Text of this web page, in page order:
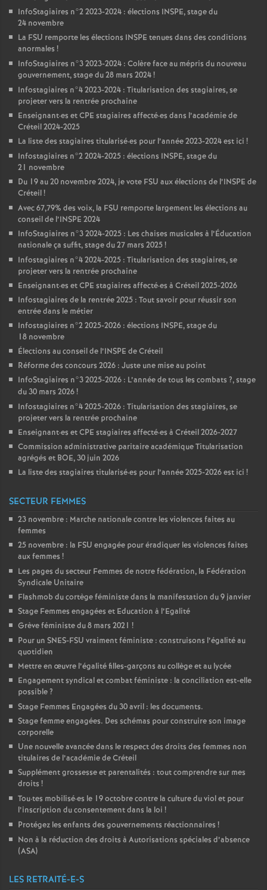
InfoStagiaires n°2 2023-2024 : élections INSPE, stage du
24 novembre
La FSU remporte les élections INSPE tenues dans des conditions
anormales !
InfoStagiaires n°3 2023-2024 : Colère face au mépris du nouveau
gouvernement, stage du 28 mars 2024!
Infostagiaires n°4 2023-2024 : Titularisation des stagiaires, se
projeter vers la rentrée prochaine
Enseignant·es etCPE stagiaires affecté·es dans l’académie de
Créteil 2024-2025
La liste des stagiaires titularisé·es pour l’année 2023-2024 est ici !
Infostagiaires n°2 2024-2025 : élections INSPE, stage du
21 novembre
Du 19 au 20 novembre 2024, je vote FSU aux élections de l’INSPE de
Créteil!
Avec 67,79% des voix, la FSU remporte largement les élections au
conseil de l’INSPE 2024
InfoStagiaires n°3 2024-2025 : Les chaises musicales à l’Éducation
nationale ça suffit, stage du 27 mars 2025!
Infostagiaires n°4 2024-2025 : Titularisation des stagiaires, se
projeter vers la rentrée prochaine
Enseignant·es etCPE stagiaires affecté·es à Créteil 2025-2026
Infostagiaires de la rentrée 2025 : Tout savoir pour réussir son
entrée dans le métier
Infostagiaires n°2 2025-2026 : élections INSPE, stage du
18 novembre
Élections au conseil de l’INSPE de Créteil
Réforme des concours 2026 : Juste une mise au point
InfoStagiaires n°3 2025-2026 : L’année de tous les combats ?, stage
du 30 mars 2026!
Infostagiaires n°4 2025-2026 : Titularisation des stagiaires, se
projeter vers la rentrée prochaine
Enseignant·es etCPE stagiaires affecté·es à Créteil 2026-2027
Commission administrative paritaire académique Titularisation
agrégés et BOE, 30 juin 2026
La liste des stagiaires titularisé·es pour l’année 2025-2026 est ici !
SECTEUR FEMMES
23 novembre : Marche nationale contre les violences faites au
femmes
25 novembre : la FSU engagée pour éradiquer les violences faites
aux femmes !
Les pages du secteur Femmes de notre fédération, la Fédération
Syndicale Unitaire
Flashmob du cortège féministe dans la manifestation du 9 janvier
Stage Femmes engagées et Education à l’Egalité
Grève féministe du 8 mars 2021 !
Pour un SNES-FSU vraiment féministe : construisons l’égalité au
quotidien
Mettre en œuvre l’égalité filles-garçons au collège et au lycée
Engagement syndical et combat féministe : la conciliation est-elle
possible?
Stage Femmes Engagées du 30 avril : les documents.
Stage femme engagées. Des schémas pour construire son image
corporelle
Une nouvelle avancée dans le respect des droits des femmes non
titulaires de l’académie de Créteil
Supplément grossesse et parentalités : tout comprendre sur mes
droits !
Tou·tes mobilisé·es le 19 octobre contre la culture du viol et pour
l’inscription du consentement dans la loi !
Protégez les enfants des gouvernements réactionnaires !
Non à la réduction des droits à Autorisations spéciales d’absence
(ASA)
LES RETRAITÉ-E-S